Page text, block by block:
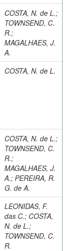
COSTA, N. de L.;
TOWNSEND, C.
R.;
MAGALHAES, J.
A.
COSTA, N. de L.
COSTA, N. de L.;
TOWNSEND, C.
R.;
MAGALHAES, J.
A.; PEREIRA, R.
G. de A.
LEONIDAS, F.
das C.; COSTA,
N. de L.;
TOWNSEND, C.
R.